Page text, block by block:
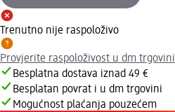
Trenutno nije raspoloživo
Provjerite raspoloživost u dm trgovini
Besplatna dostava iznad 49 €
Besplatan povrat i u dm trgovini
Mogućnost plaćanja pouzećem